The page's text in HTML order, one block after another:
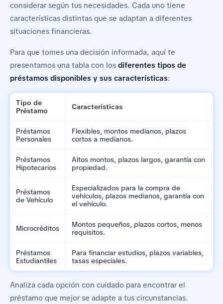
considerar según tus necesidades. Cada uno tiene
características distintas que se adaptan a diferentes
situaciones financieras.
Para que tomes una decisión informada, aquí te
presentamos una tabla con los diferentes tipos de
préstamos disponibles y sus características:
Tipo de
Préstamo
Características
Préstamos
Personales
Flexibles, montos medianos, plazos
cortos a medianos.
Préstamos
Hipotecarios
Altos montos, plazos largos, garantía con
propiedad.
Préstamos
de Vehículo
Especializados para la compra de
vehículos, plazos medianos, garantía con
el vehículo.
Microcréditos
Montos pequeños, plazos cortos, menos
requisitos.
Préstamos
Estudiantiles
Para financiar estudios, plazos variables,
tasas especiales.
Analiza cada opción con cuidado para encontrar el
préstamo que mejor se adapte a tus circunstancias.